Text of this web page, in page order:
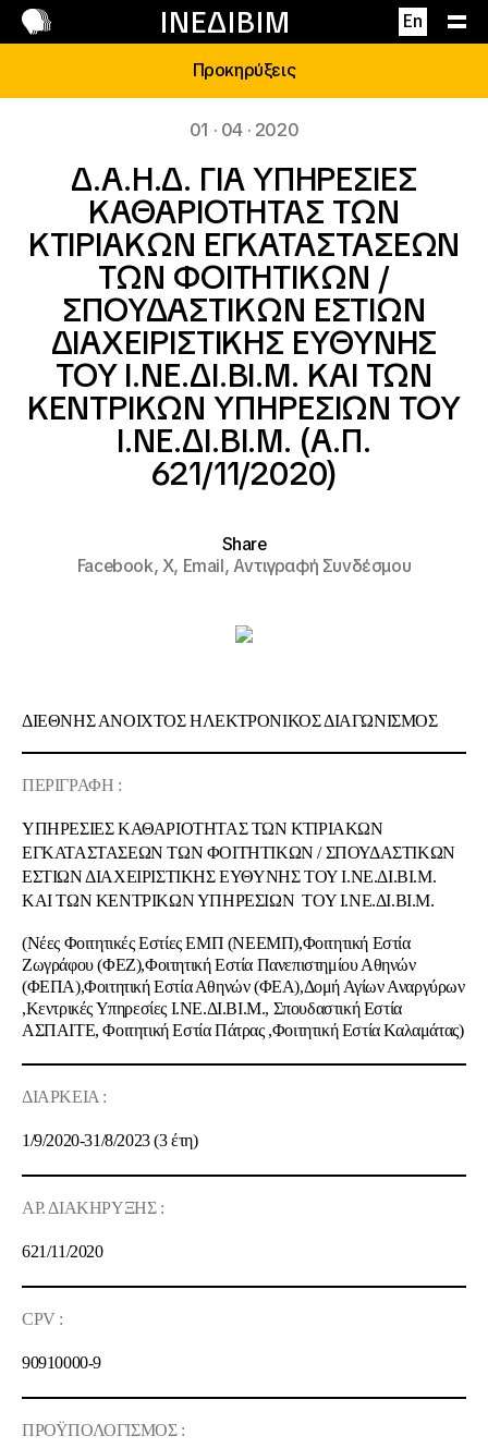
ΙΝΕΔΙΒΙΜ En
Επικοινωνία
Προκηρύξεις
01 · 04 · 2020
Δ.Α.Η.Δ. ΓΙΑ ΥΠΗΡΕΣΙΕΣ
ΚΑΘΑΡΙΟΤΗΤΑΣ ΤΩΝ
ΚΤΙΡΙΑΚΩΝ ΕΓΚΑΤΑΣΤΑΣΕΩΝ
ΤΩΝ ΦΟΙΤΗΤΙΚΩΝ /
ΣΠΟΥΔΑΣΤΙΚΩΝ ΕΣΤΙΩΝ
ΔΙΑΧΕΙΡΙΣΤΙΚΗΣ ΕΥΘΥΝΗΣ
ΤΟΥ Ι.ΝΕ.ΔΙ.ΒΙ.Μ. ΚΑΙ ΤΩΝ
ΚΕΝΤΡΙΚΩΝ ΥΠΗΡΕΣΙΩΝ ΤΟΥ
Ι.ΝΕ.ΔΙ.ΒΙ.Μ. (Α.Π.
621/11/2020)
Share
Facebook,X, Email,Αντιγραφή Συνδέσμου
ΔΙΕΘΝΗΣ ΑΝΟΙΧΤΟΣ ΗΛΕΚΤΡΟΝΙΚΟΣ ΔΙΑΓΩΝΙΣΜΟΣ
ΠΕΡΙΓΡΑΦΗ :
ΥΠΗΡΕΣΙΕΣ ΚΑΘΑΡΙΟΤΗΤΑΣ ΤΩΝ ΚΤΙΡΙΑΚΩΝ
ΕΓΚΑΤΑΣΤΑΣΕΩΝ ΤΩΝ ΦΟΙΤΗΤΙΚΩΝ / ΣΠΟΥΔΑΣΤΙΚΩΝ
ΕΣΤΙΩΝ ΔΙΑΧΕΙΡΙΣΤΙΚΗΣ ΕΥΘΥΝΗΣ ΤΟΥ Ι.ΝΕ.ΔΙ.ΒΙ.Μ.
ΚΑΙ ΤΩΝ ΚΕΝΤΡΙΚΩΝ ΥΠΗΡΕΣΙΩΝ ΤΟΥ Ι.ΝΕ.ΔΙ.ΒΙ.Μ.
(Νέες Φοιτητικές Εστίες ΕΜΠ (ΝΕΕΜΠ),Φοιτητική Εστία
Ζωγράφου (ΦΕΖ),Φοιτητική Εστία Πανεπιστημίου Αθηνών
(ΦΕΠΑ),Φοιτητική Εστία Αθηνών (ΦΕΑ),Δομή Αγίων Αναργύρων
,Κεντρικές Υπηρεσίες Ι.ΝΕ.ΔΙ.ΒΙ.Μ., Σπουδαστική Εστία
ΑΣΠΑΙΤΕ, Φοιτητική Εστία Πάτρας ,Φοιτητική Εστία Καλαμάτας)
ΔΙΑΡΚΕΙΑ :
1/9/2020-31/8/2023 (3 έτη)
ΑΡ. ΔΙΑΚΗΡΥΞΗΣ :
621/11/2020
CPV :
90910000-9
ΠΡΟΫΠΟΛΟΓΙΣΜΟΣ :